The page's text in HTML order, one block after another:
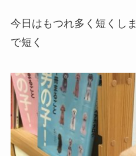
今日はもつれ多く短くし
で短く